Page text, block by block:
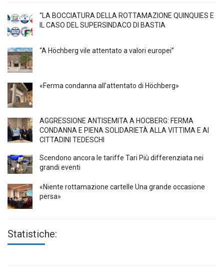
“LA BOCCIATURA DELLA ROTTAMAZIONE QUINQUIES E
IL CASO DEL SUPERSINDACO DI BASTIA
“A Höchberg vile attentato a valori europei”
«Ferma condanna all’attentato di Höchberg»
AGGRESSIONE ANTISEMITA A HÖCBERG: FERMA
CONDANNA E PIENA SOLIDARIETÀ ALLA VITTIMA E AI
CITTADINI TEDESCHI
Scendono ancora le tariffe Tari Più differenziata nei
grandi eventi
«Niente rottamazione cartelle Una grande occasione
persa»
Statistiche: